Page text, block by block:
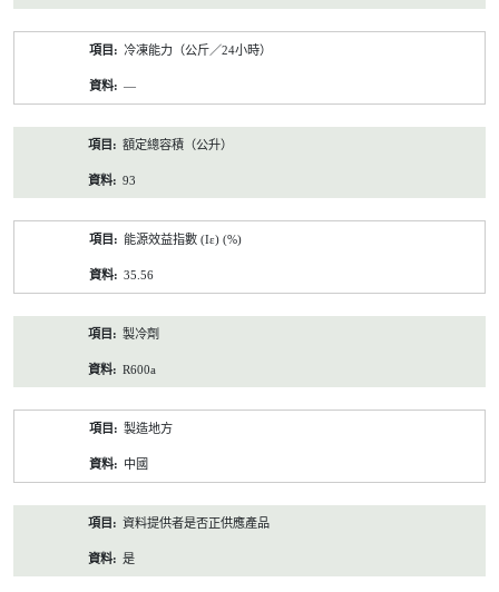
冷凍能力（公斤／24小時）
—
額定總容積（公升）
93
能源效益指數 (Iε) (%)
35.56
製冷劑
R600a
製造地方
中國
資料提供者是否正供應產品
是